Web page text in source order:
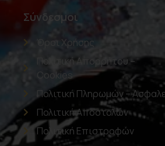
Σύνδεσμοι
Όροι Χρήσης
Πολιτική Απορρήτου –
Cookies
Πολιτική Πληρωμών –
Πολιτική Αποστολών
Πολιτική Επιστροφών